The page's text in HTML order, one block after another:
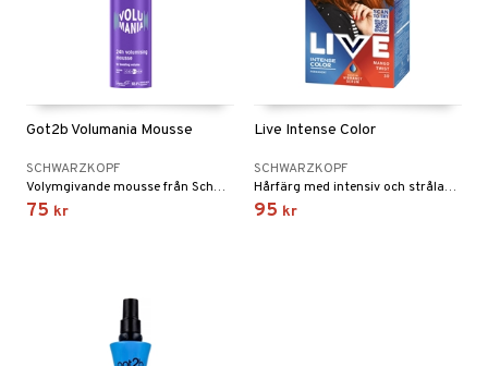
Got2b Volumania Mousse
SCHWARZKOPF
Volymgivande mousse från Schwarzkopf
75 kr
Live Intense Color
SCHWARZKOPF
Hårfärg med intensiv och strålande färg även på mörkt hår från Schwarzkopf
95 kr